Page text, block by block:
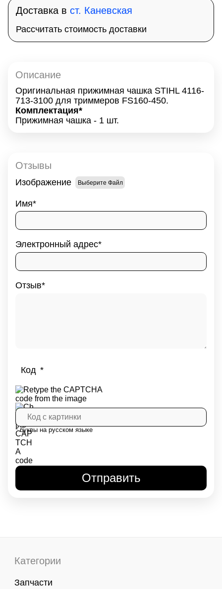
Доставка в ст. Каневская
Рассчитать стоимость доставки
Описание
Оригинальная прижимная чашка STIHL 4116-
713-3100 для триммеров FS160-450.
Комплектация*
Прижимная чашка - 1 шт.
Отзывы
Изображение Выберите Файл
Имя
Электронный адрес
Отзыв
Код
* буквы на русском языке
Категории
Запчасти